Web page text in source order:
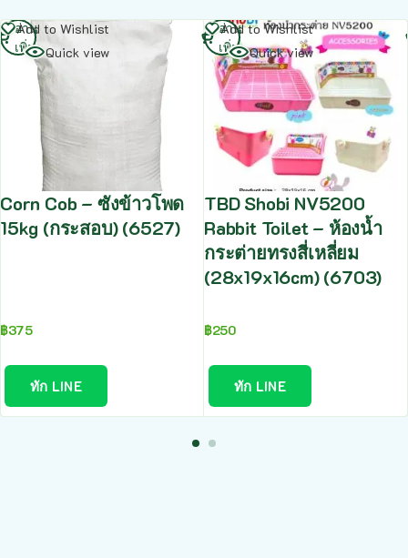
Add to Wishlist
Quick view
Corn Cob – ซังข้าวโพด
15kg (กระสอบ) (6527)
฿375
ทัก LINE
อ่าน
เพิ่ม
Add to Wishlist
Quick view
TBD Shobi NV5200
Rabbit Toilet – ห้องน้ำ
กระต่ายทรงสี่เหลี่ยม
(28x19x16cm) (6703)
฿250
ทัก LINE
อ่าน
เพิ่ม